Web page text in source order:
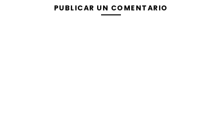
PUBLICAR UN COMENTARIO